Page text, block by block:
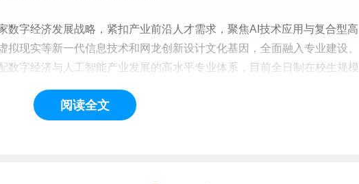
数字经济发展战略，紧扣产业前沿人才需求，聚焦AI技术应用与复合型高
现实等新一代信息技术和网龙创新设计文化基因，全面融入专业建设、
数字经济与人工智能产业发展的高水平专业体系，目前全日制在校生规模
平专业群 A类建设项目。
阅读全文